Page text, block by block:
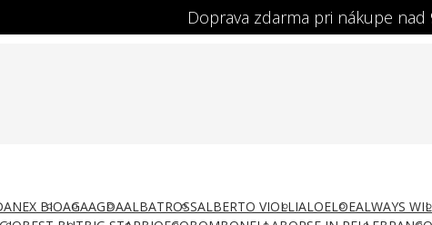
BIOAGAAGDAALBATROSSALBERTO VIOLLIALOELOEALWAYS
Doprava zdarma pri nákupe nad